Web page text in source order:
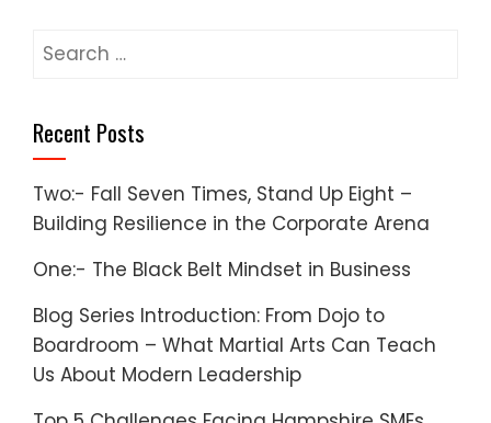
Search
Recent Posts
Two:- Fall Seven Times, Stand Up Eight –
Building Resilience in the Corporate Arena
One:- The Black Belt Mindset in Business
Blog Series Introduction: From Dojo to
Boardroom – What Martial Arts Can Teach
Us About Modern Leadership